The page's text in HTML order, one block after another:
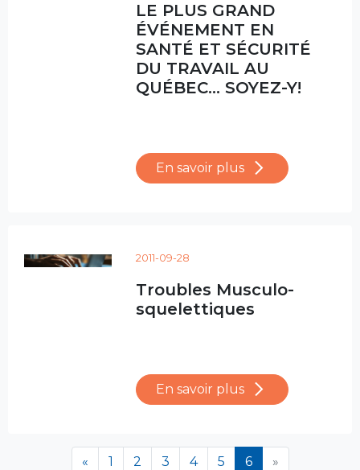
LE PLUS GRAND
ÉVÉNEMENT EN
SANTÉ ET SÉCURITÉ
DU TRAVAIL AU
QUÉBEC… SOYEZ-Y!
En savoir plus
2011-09-28
Troubles Musculo-
squelettiques
En savoir plus
« 1 2 3 4 5 6(en cours)
»